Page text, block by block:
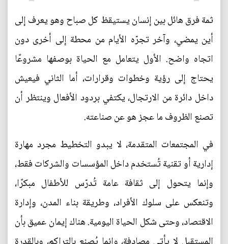
ثمة فرق هائل بين إنسان يستيقظ كل صباح وهو يعرف إلى
أين يمضي، وآخر تجرّه الأيام من محطة إلى أخرى دون
اتجاه واضح. الأول يتعامل مع الحياة بوصفها مشروعًا
يحتاج إلى رؤية وخطوات وقرارات، أما الثاني فيعيش
داخل دائرة من الارتجال، يكتفي بردود الأفعال وينتظر أن
تصنع الظروف ما عجز هو عن صناعته.
في المجتمعات المتقدمة، لا يبدو التخطيط مجرد مهارة
إدارية أو تقنية تُستخدم داخل المؤسسات والشركات فقط،
وإنما يتحول إلى ثقافة عامة تُدرّس للأطفال مبكرًا،
وتنعكس على سلوك الأفراد، وطريقة بناء المدن، وإدارة
الاقتصاد، وحتى شكل الحياة اليومية. هناك إيمان عميق بأن